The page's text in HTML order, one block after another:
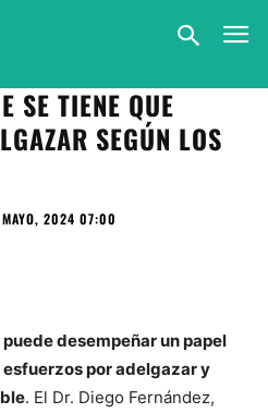
SE TIENE QUE
SEGÚN LOS
2024 07:00
desempeñar un papel
por adelgazar y
. El Dr. Diego Fernández,